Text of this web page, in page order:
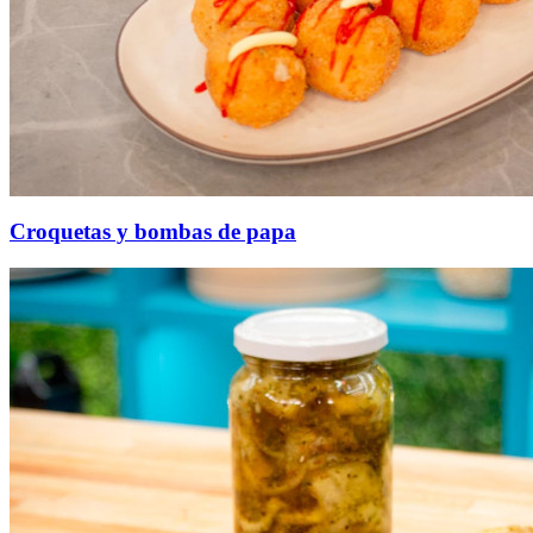
Croquetas y bombas de papa